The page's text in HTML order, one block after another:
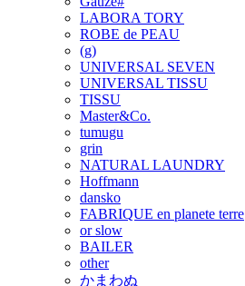
LABORA TORY
ROBE de PEAU
(g)
UNIVERSAL SEVEN
UNIVERSAL TISSU
TISSU
Master&Co.
tumugu
grin
NATURAL LAUNDRY
Hoffmann
dansko
FABRIQUE en planete terre
or slow
BAILER
other
かまわぬ